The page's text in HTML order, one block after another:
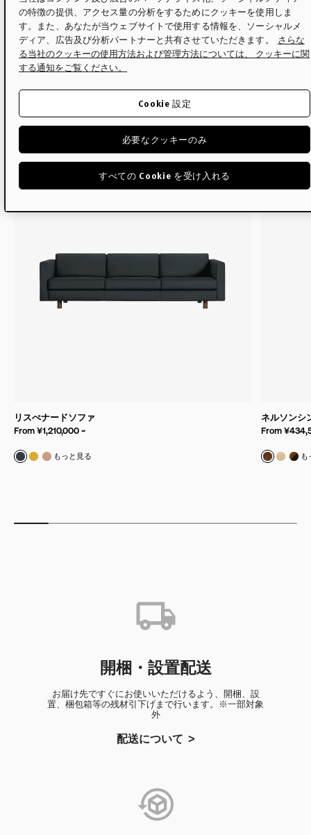
メンテナンス・ケア
デザイナー
関連する商品
リスぺナードソファ
From ¥1,210,000 ~
モード & マシーン
モード & ゴールデンロッド
モード & ブラッシュ
もっと見る
ネルソンシ
From
ウォール
ホワ
ウも
開梱・設置配送
お届け先ですぐにお使いいただけるよう、開梱、設
置、梱包箱等の残材引下げまで行います。※一部対象
外
配送について
の特徴の提供、アクセス量の分析をするためにクッキーを使用しま
す。また、あなたが当ウェブサイトで使用する情報を、ソーシャルメ
ディア、広告及び分析パートナーと共有させていただきます。
さらな
る当社のクッキーの使用方法および管理方法については、 クッキーに関
する通知をご覧ください。
必要なクッキーのみ
すべての Cookie を受け入れる
Cookie 設定